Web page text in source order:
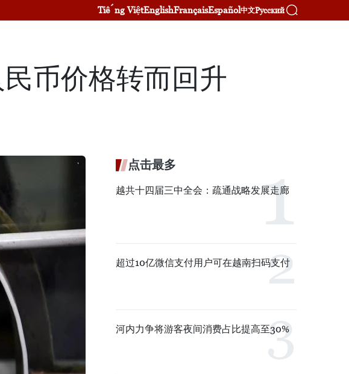
Tiếng ViệtEnglishFrançaisEspañol中文Русский
币价格转而回升
点击最多
越共十四届三中全会：疏通战略发展走廊
超过10亿微信支付用户可在越南扫码支付
河内力争将游客夜间消费占比提高至30%